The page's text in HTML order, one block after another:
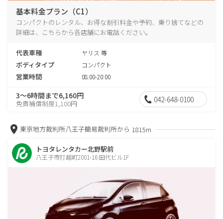
基本料金プラン（C1）
コンパクトのレンタル、お得な割引料金や予約、乗り捨てなどの
詳細は、こちらから各店舗にお電話ください。
代表車種 ヤリス 等
ボディタイプ コンパクト
営業時間 08:00-20:00
3～6時間まで6,160円
免責補償制度1,100円 042-648-0100
東京地方裁判所八王子簡易裁判所から 1815m
トヨタレンタカー北野駅前
八王子市打越町2001-16 田代ビル1F